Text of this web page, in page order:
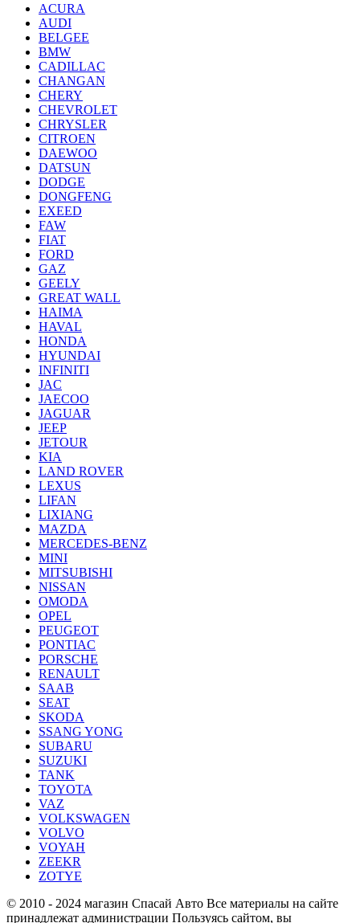
ACURA
AUDI
BELGEE
BMW
CADILLAC
CHANGAN
CHERY
CHEVROLET
CHRYSLER
CITROEN
DAEWOO
DATSUN
DODGE
DONGFENG
EXEED
FAW
FIAT
FORD
GAZ
GEELY
GREAT WALL
HAIMA
HAVAL
HONDA
HYUNDAI
INFINITI
JAC
JAECOO
JAGUAR
JEEP
JETOUR
KIA
LAND ROVER
LEXUS
LIFAN
LIXIANG
MAZDA
MERCEDES-BENZ
MINI
MITSUBISHI
NISSAN
OMODA
OPEL
PEUGEOT
PONTIAC
PORSCHE
RENAULT
SAAB
SEAT
SKODA
SSANG YONG
SUBARU
SUZUKI
TANK
TOYOTA
VAZ
VOLKSWAGEN
VOLVO
VOYAH
ZEEKR
ZOTYE
© 2010 - 2024 магазин Спасай Авто Все материалы на сайте
принадлежат администрации Пользуясь сайтом, вы